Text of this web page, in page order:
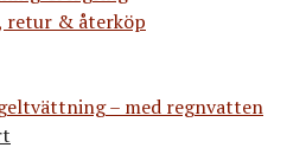
retur & återköp
– med regnvatten